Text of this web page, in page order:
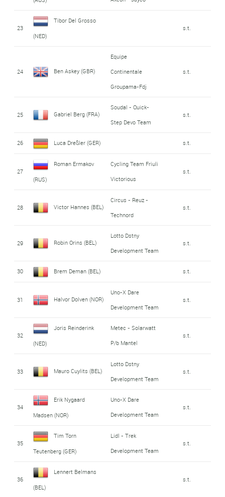
23
Tibor Del Grosso
(NED)
s.t.
24 Ben Askey (GBR)
Equipe
Continentale
Groupama-Fdj
s.t.
25 Gabriel Berg (FRA)
Soudal - Quick-
Step Devo Team
s.t.
26 Luca Dreßler (GER) s.t.
27
Roman Ermakov
(RUS)
Cycling Team Friuli
Victorious
s.t.
28 Victor Hannes (BEL)
Circus - Reuz -
Technord
s.t.
29 Robin Orins (BEL)
Lotto Dstny
Development Team
s.t.
30 Brem Deman (BEL) s.t.
31 Halvor Dolven (NOR)
Uno-X Dare
Development Team
s.t.
32
Joris Reinderink
(NED)
Metec - Solarwatt
P/b Mantel
s.t.
33 Mauro Cuylits (BEL)
Lotto Dstny
Development Team
s.t.
34
Erik Nygaard
Madsen (NOR)
Uno-X Dare
Development Team
s.t.
35
Tim Torn
Teutenberg (GER)
Lidl - Trek
Development Team
s.t.
36
Lennert Belmans
(BEL)
s.t.